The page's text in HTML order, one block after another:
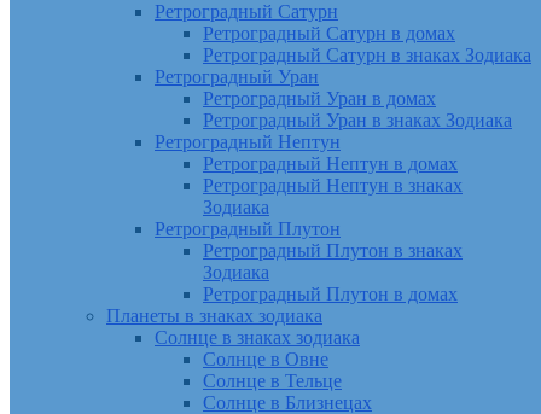
Ретроградный Сатурн
Ретроградный Сатурн в домах
Ретроградный Сатурн в знаках Зодиака
Ретроградный Уран
Ретроградный Уран в домах
Ретроградный Уран в знаках Зодиака
Ретроградный Нептун
Ретроградный Нептун в домах
Ретроградный Нептун в знаках
Зодиака
Ретроградный Плутон
Ретроградный Плутон в знаках
Зодиака
Ретроградный Плутон в домах
Планеты в знаках зодиака
Солнце в знаках зодиака
Солнце в Овне
Солнце в Тельце
Солнце в Близнецах